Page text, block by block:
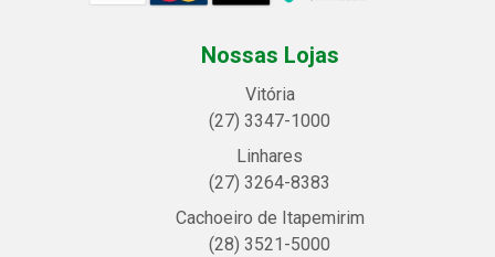
Nossas Lojas
Vitória
(27) 3347-1000
Linhares
(27) 3264-8383
Cachoeiro de Itapemirim
(28) 3521-5000